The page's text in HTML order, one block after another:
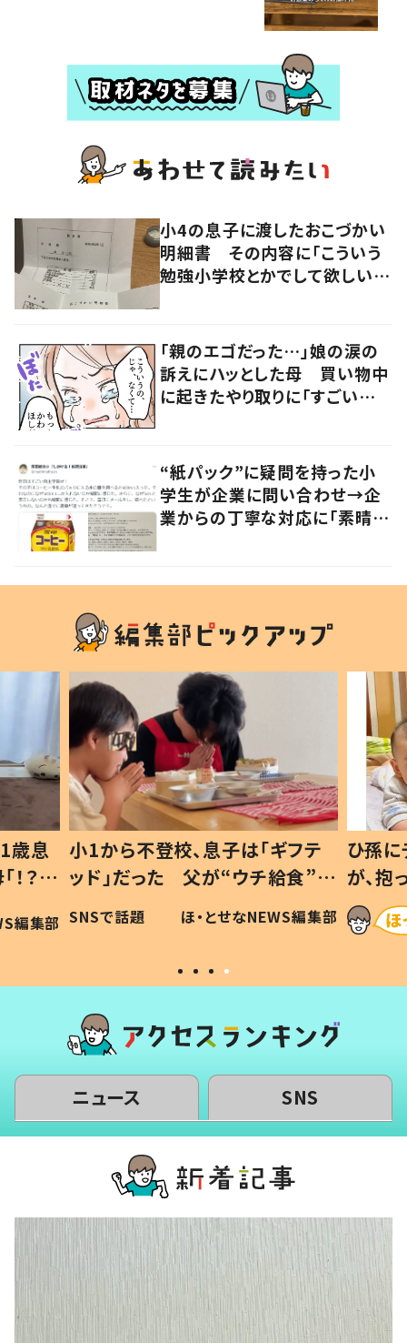
小4の息子に渡したおこづかい
明細書 その内容に「こういう
勉強小学校とかでして欲しい」
「親のエゴだった…」娘の涙の
訴えにハッとした母 買い物中
に起きたやり取りに「すごい分
“紙パック”に疑問を持った小
学生が企業に問い合わせ→企
業からの丁寧な対応に「素晴ら
歳息
？」
編集部
小1から不登校、息子は「ギフテ
ッド」だった 父が“ウチ給食”を
作り続ける理由とは #令和の親
#令和の子
SNSで話題 ほ・とせなNEWS編集部
ひ孫
が、
「涙が
い」
ニュース SNS